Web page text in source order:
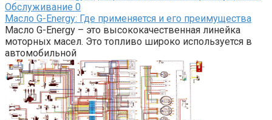
Обслуживание 0
Масло G-Energy: Где применяется и его преимущества
Масло G-Energy – это высококачественная линейка
моторных масел. Это топливо широко используется в
автомобильной